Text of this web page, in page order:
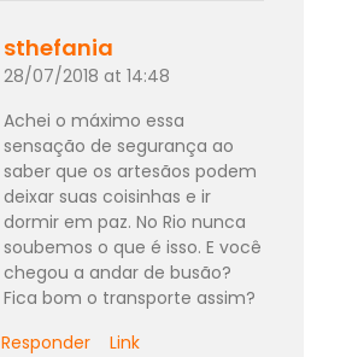
sthefania
28/07/2018 at 14:48
Achei o máximo essa
sensação de segurança ao
saber que os artesãos podem
deixar suas coisinhas e ir
dormir em paz. No Rio nunca
soubemos o que é isso. E você
chegou a andar de busão?
Fica bom o transporte assim?
Responder
Link